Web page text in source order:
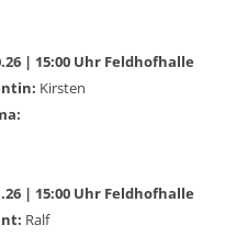
| 15:00 Uhr Feldhofhalle
Kirsten
| 15:00 Uhr Feldhofhalle
Ralf